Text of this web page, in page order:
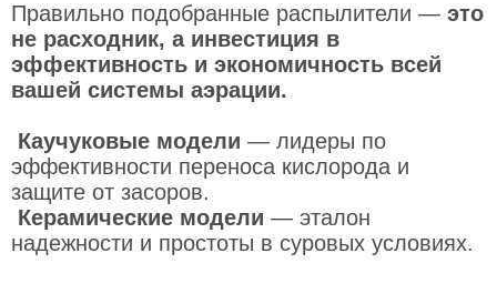
Правильно подобранные распылители — это
не расходник, а инвестиция в
эффективность и экономичность всей
вашей системы аэрации.
Каучуковые модели — лидеры по
эффективности переноса кислорода и
защите от засоров.
Керамические модели — эталон
надежности и простоты в суровых условиях.